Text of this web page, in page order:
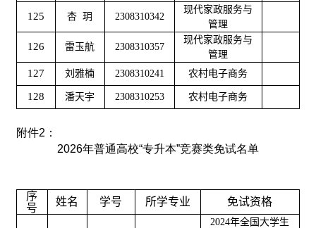
125 杏 玥 2308310342
现代家政服务与
管理
126 雷玉航 2308310357
现代家政服务与
管理
127 刘雅楠 2308310241 农村电子商务
128 潘天宇 2308310253 农村电子商务
附件2：
2026年普通高校“专升本”竞赛类免试名单
序
号
姓名 学号 所学专业 免试资格
2024年全国大学生